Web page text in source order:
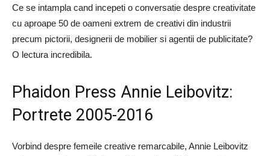
Ce se intampla cand incepeti o conversatie despre creativitate
cu aproape 50 de oameni extrem de creativi din industrii
precum pictorii, designerii de mobilier si agentii de publicitate?
O lectura incredibila.
Phaidon Press Annie Leibovitz:
Portrete 2005-2016
Vorbind despre femeile creative remarcabile, Annie Leibovitz